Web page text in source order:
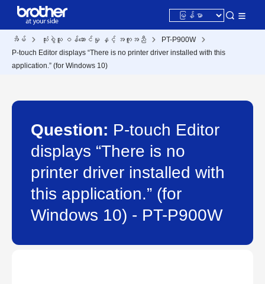
အိမ် သုံးစွဲသူ ဝန်ဆောင်မှု နှင့် အကူအညီ
PT-P900W
P-touch Editor displays “There is no printer driver installed with this
application.” (for Windows 10)
Question: P-touch Editor
displays “There is no
printer driver installed with
this application.” (for
Windows 10) - PT-P900W